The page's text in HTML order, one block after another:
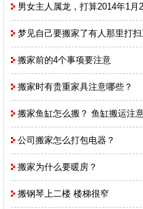
男女主人属龙，打算2014年1月
梦见自己要搬家了有人那里打扫
搬家前的4个事项要注意
搬家时有贵重家具注意哪些？
搬家鱼缸怎么搬？ 鱼缸搬运注
公司搬家怎么打包电器？
搬家为什么要暖房？
搬钢琴上二楼 楼梯很窄